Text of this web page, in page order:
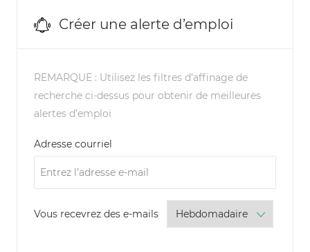
Créer une alerte d’emploi
REMARQUE : Utilisez les filtres d’affinage de
recherche ci-dessus pour obtenir de meilleures
alertes d’emploi
Adresse courriel
Vous recevrez des e-mailsRequired